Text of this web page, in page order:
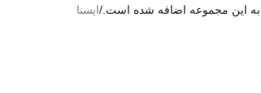
به این مجموعه اضافه شده است./ایسنا